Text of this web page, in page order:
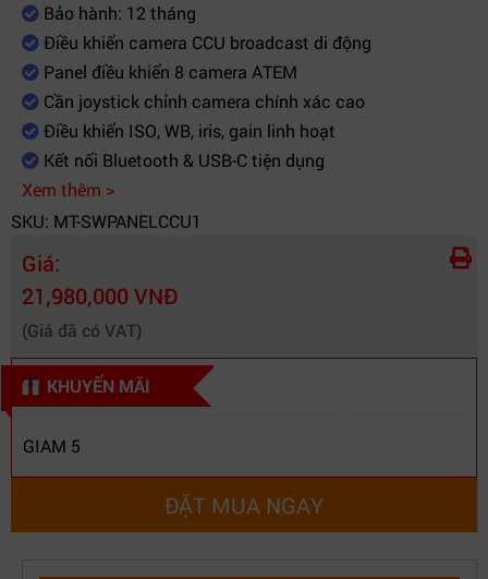
Bảo hành: 12 tháng
Điều khiển camera CCU broadcast di động
Panel điều khiển 8 camera ATEM
Cần joystick chỉnh camera chính xác cao
Điều khiển ISO, WB, iris, gain linh hoạt
Kết nối Bluetooth & USB-C tiện dụng
Xem thêm >
SKU: MT-SWPANELCCU1
Giá:
21,980,000 VNĐ
(Giá đã có VAT)
KHUYẾN MÃI
GIAM 5
ĐẶT MUA NGAY